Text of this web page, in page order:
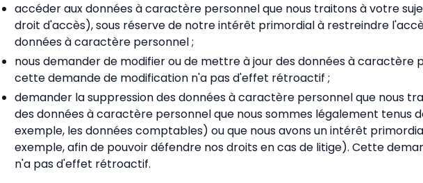
accéder aux données à caractère personnel que nous traitons à votre
droit d'accès), sous réserve de notre intérêt primordial à restreindre
données à caractère personnel ;
nous demander de modifier ou de mettre à jour des données à caractère
cette demande de modification n'a pas d'effet rétroactif ;
demander la suppression des données à caractère personnel que nous
des données à caractère personnel que nous sommes légalement tenus
exemple, les données comptables) ou que nous avons un intérêt
exemple, afin de pouvoir défendre nos droits en cas de litige). Cette
n'a pas d'effet rétroactif.